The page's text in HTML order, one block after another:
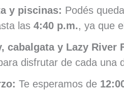
y piscinas: Podés
las 4:40 p.m., ya que
cabalgata y Lazy River
disfrutar de cada una
Te esperamos de